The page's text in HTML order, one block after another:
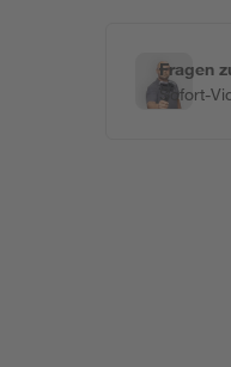
Fragen
Sofort-